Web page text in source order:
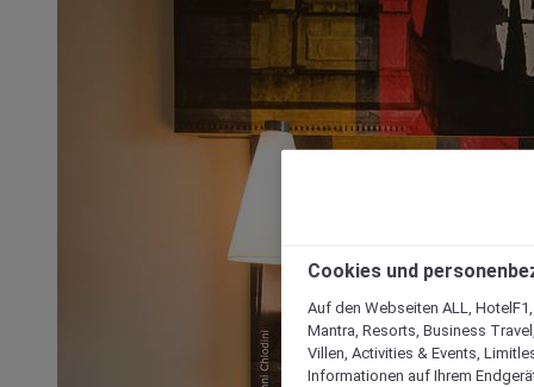
Cookies und
Auf den Webseiten ALL,
Mantra, Resorts, Business
Villen, Activities & Events,
Informationen auf Ihrem